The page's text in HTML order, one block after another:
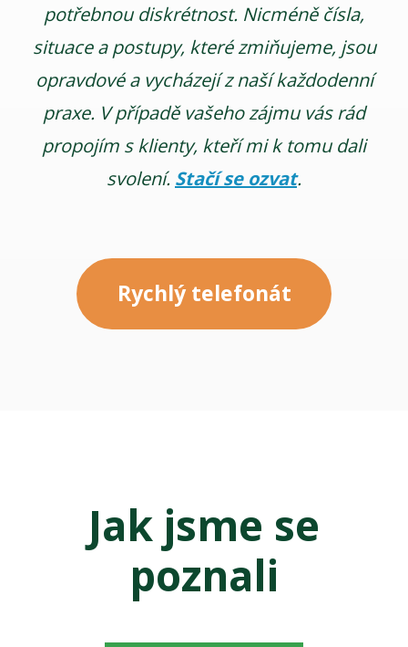
potřebnou diskrétnost. Nicméně čísla,
situace a postupy, které zmiňujeme, jsou
opravdové a vycházejí z naší každodenní
praxe. V případě vašeho zájmu vás rád
propojím s klienty, kteří mi k tomu dali
svolení. Stačí se ozvat.
Rychlý telefonát
Jak jsme se
poznali